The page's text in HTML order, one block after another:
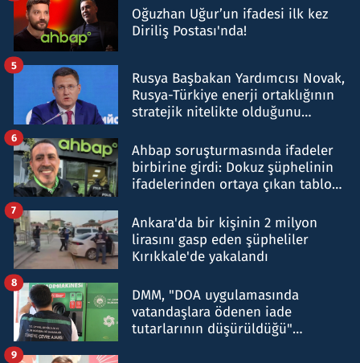
Oğuzhan Uğur’un ifadesi ilk kez
Diriliş Postası'nda!
Rusya Başbakan Yardımcısı Novak,
Rusya-Türkiye enerji ortaklığının
stratejik nitelikte olduğunu
5
Ahbap soruşturmasında ifadeler
birbirine girdi: Dokuz şüphelinin
ifadelerinden ortaya çıkan tablo
6
Ankara'da bir kişinin 2 milyon
lirasını gasp eden şüpheliler
Kırıkkale'de yakalandı
7
DMM, "DOA uygulamasında
vatandaşlara ödenen iade
tutarlarının düşürüldüğü"
8
9